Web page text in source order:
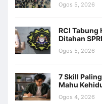
Ogos 5, 2026
RCI Tabung
Ditahan
Ogos 5, 2026
7 Skill
Mahu
Ogos 4, 2026